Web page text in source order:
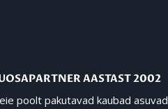
AASTAST 2002
poolt pakutavad kaubad asuvad